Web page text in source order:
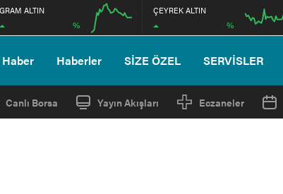
GRAM ALTIN
%
ÇEYREK ALTIN
%
Haberler SİZE ÖZEL SERVİSLER
Canlı Borsa Yayın Akışları Eczaneler